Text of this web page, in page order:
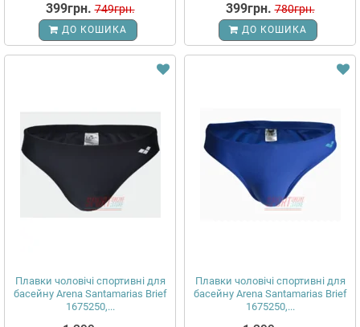
399грн. 749грн.
ДО КОШИКА
399грн. 780грн.
ДО КОШИКА
Плавки чоловічі спортивні для
басейну Arena Santamarias Brief
1675250,...
Плавки чоловічі спортивні для
басейну Arena Santamarias Brief
1675250,...